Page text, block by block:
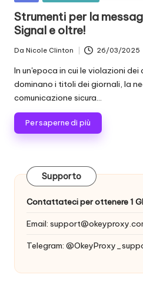
zi
a
li
p
e
r
o
ni
si
e
scraping
di
dati
altro
ancora.
Strumenti per la
Signal e oltre!
da
Da Nicole Clinton 26/03/2025
In un'epoca in cui le violazioni
dominano i titoli dei giornali, la
comunicazione sicura...
Per saperne di più
Supporto
Contattateci per ottenere 1
Email:
Telegram: